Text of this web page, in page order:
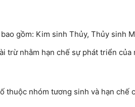
gồm: Kim sinh Thủy, Thủy sinh
trừ nhằm hạn chế sự phát triển
nhóm tương sinh và hạn chế